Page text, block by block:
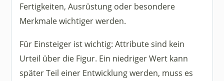
Fertigkeiten, Ausrüstung oder besondere
Merkmale wichtiger werden.
Für Einsteiger ist wichtig: Attribute sind kein
Urteil über die Figur. Ein niedriger Wert kann
später Teil einer Entwicklung werden, muss es